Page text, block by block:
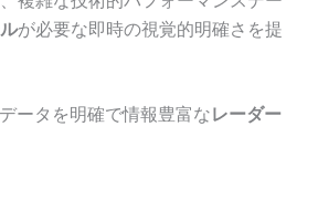
が必要な即時の視覚的明確さを提
ータを明確で情報豊富なレーダー